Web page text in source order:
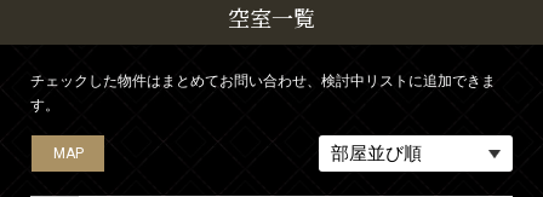
空室一覧
チェックした物件はまとめてお問い合わせ、検討中リストに追加できま
す。
MAP
MAP
MAP
MAP
MAP
MAP